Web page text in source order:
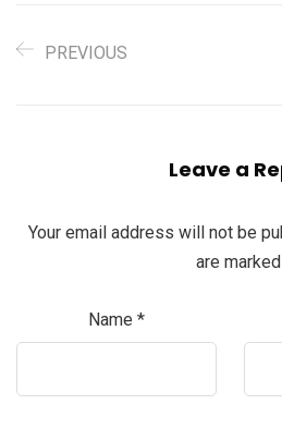
PREVIOUS
Leave a
Your email address will not be
are marked
Name *